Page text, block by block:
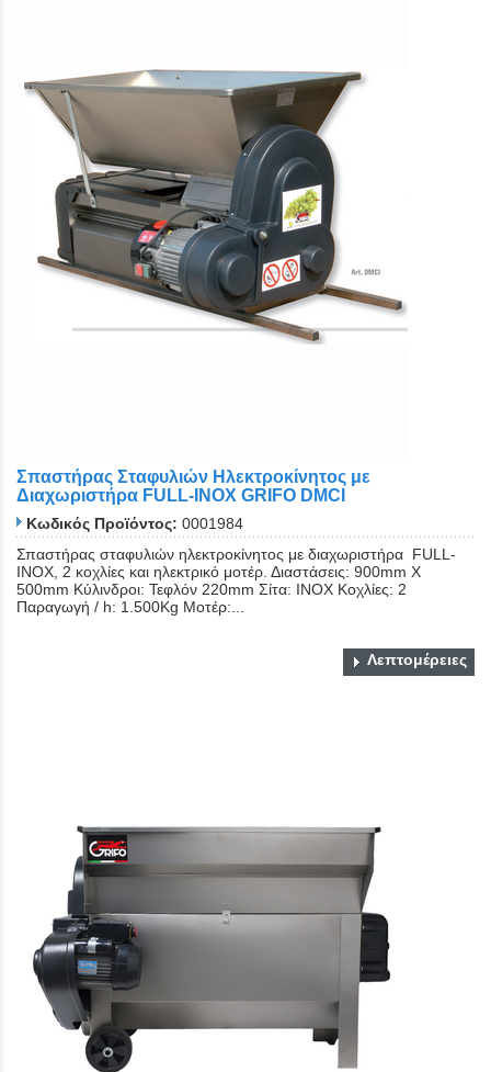
Σπαστήρας Σταφυλιών Ηλεκτροκίνητος με
Διαχωριστήρα FULL-INOX GRIFO DMCI
Κωδικός Προϊόντος: 0001984
Σπαστήρας σταφυλιών ηλεκτροκίνητος με διαχωριστήρα FULL-
INOX, 2 κοχλίες και ηλεκτρικό μοτέρ. Διαστάσεις: 900mm Χ
500mm Κύλινδροι: Τεφλόν 220mm Σίτα: ΙΝΟΧ Κοχλίες: 2
Παραγωγή / h: 1.500Kg Μοτέρ:...
Λεπτομέρειες